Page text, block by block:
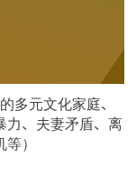
多元文化家庭、
力、夫妻矛盾、离
）